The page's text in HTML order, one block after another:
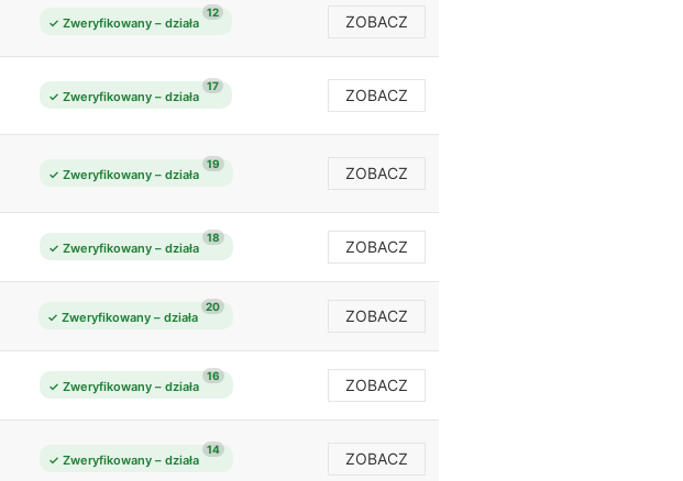
✓ Zweryfikowany – działa
12 ZOBACZ
✓ Zweryfikowany – działa
17 ZOBACZ
✓ Zweryfikowany – działa
19 ZOBACZ
✓ Zweryfikowany – działa
18 ZOBACZ
✓ Zweryfikowany – działa
20 ZOBACZ
✓ Zweryfikowany – działa
16 ZOBACZ
✓ Zweryfikowany – działa
14 ZOBACZ